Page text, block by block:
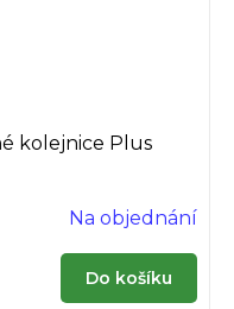
kolejnice Plus
Na objednání
Do košíku